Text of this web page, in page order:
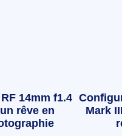
14mm f1.4
rêve en
Mark